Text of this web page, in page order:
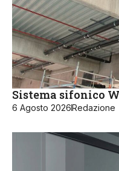
Sistema sifonico
6 Agosto 2026Redazione